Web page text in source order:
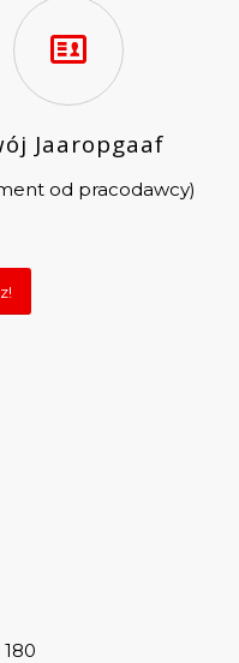
Jaaropgaaf
od pracodawcy)